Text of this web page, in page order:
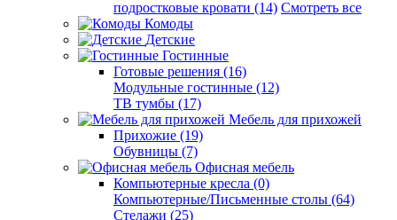
подростковые кровати (14) Смотреть все
Комоды
Детские
Гостинные
Готовые решения (16)
Модульные гостинные (12)
ТВ тумбы (17)
Мебель для прихожей
Прихожие (19)
Обувницы (7)
Офисная мебель
Компьютерные кресла (0)
Компьютерные/Письменные столы (64)
Стелажи (25)